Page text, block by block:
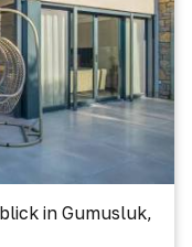
in Gumusluk,